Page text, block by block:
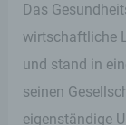
Das
wirtschaftliche
und stand in
seinen
eigenständige
des
ermöglichen
Benutzer
Zweck
Nutzern die
erleichtern.
Cookies